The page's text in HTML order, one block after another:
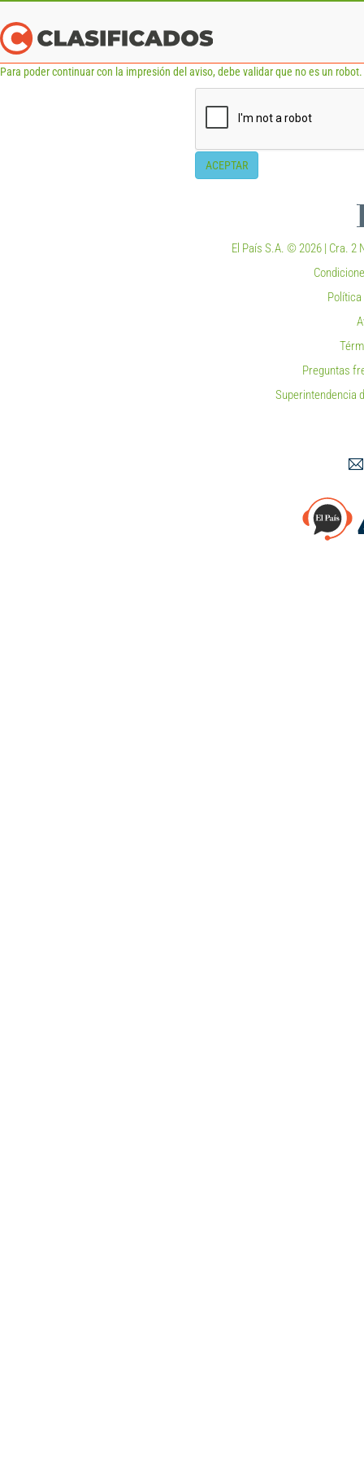
Para poder continuar con la impresión del aviso, debe validar que no es un
ACEPTAR
El País S.A. © 2026 | Cra. 2
Preguntas
Superintendencia